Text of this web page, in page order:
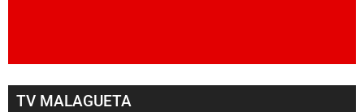
TV MALAGUETA